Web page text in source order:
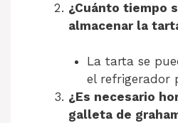
¿Cuánto tiempo
almacenar la
La tarta se
el refrigerador
¿Es necesario
galleta de